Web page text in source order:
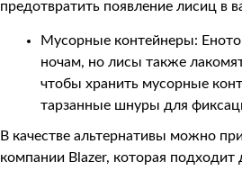
предотвратить появление лисиц в
Мусорные контейнеры:
ночам, но лисы также
чтобы хранить мусорные
тарзанные шнуры для
В качестве альтернативы можно
компании Blazer, которая